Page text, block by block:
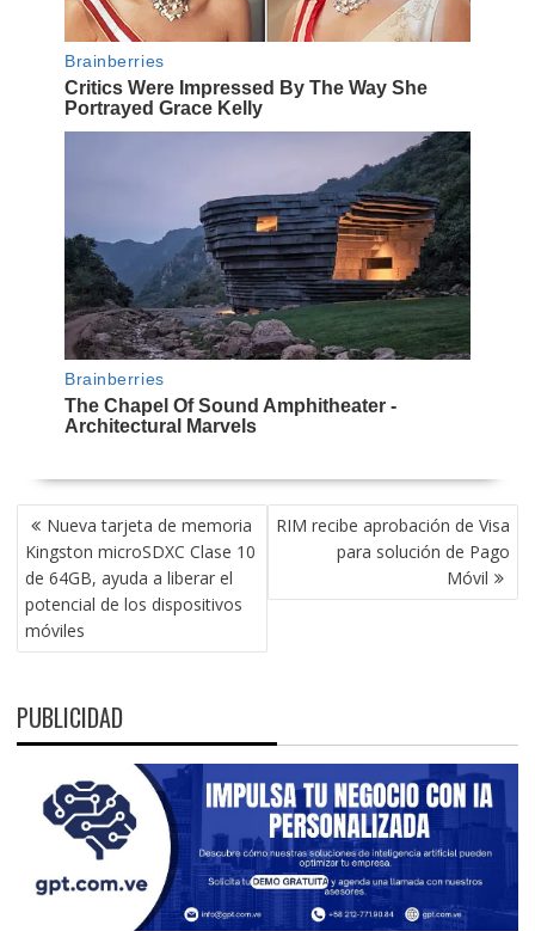
NAVEGACIÓN
DE
ENTRADAS
Nueva tarjeta de memoria
Kingston microSDXC Clase 10
de 64GB, ayuda a liberar el
potencial de los dispositivos
móviles
RIM recibe aprobación de Visa
para solución de Pago
Móvil
PUBLICIDAD